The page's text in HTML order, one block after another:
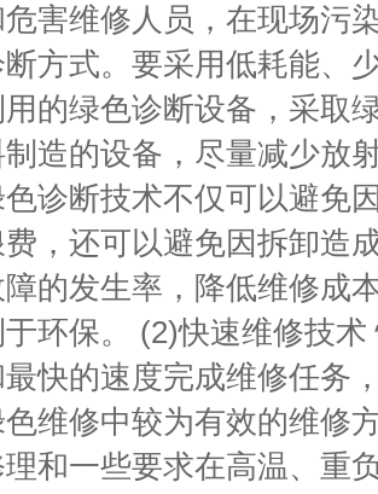
害维修人员，在现场污
方式。要采用低耗能、
的绿色诊断设备，采取
造的设备，尽量减少放
诊断技术不仅可以避免
，还可以避免因拆卸造
的发生率，降低维修成
环保。 (2)快速维修技
快的速度完成维修任务
维修中较为有效的维修
和一些要求在高温、重